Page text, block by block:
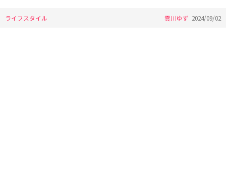
ライフスタイル 雲川ゆず 2024/09/02